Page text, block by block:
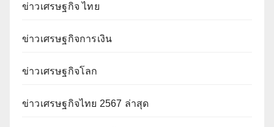
ข่าวเศรษฐกิจ ไทย
ข่าวเศรษฐกิจการเงิน
ข่าวเศรษฐกิจโลก
ข่าวเศรษฐกิจไทย 2567 ล่าสุด